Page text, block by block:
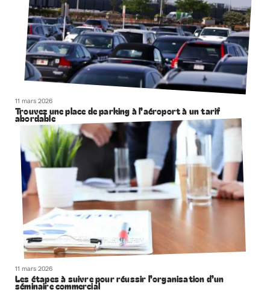
11 mars 2026
Trouvez une place de parking à l’aéroport à un tarif
abordable
11 mars 2026
Les étapes à suivre pour réussir l’organisation d’un
séminaire commercial